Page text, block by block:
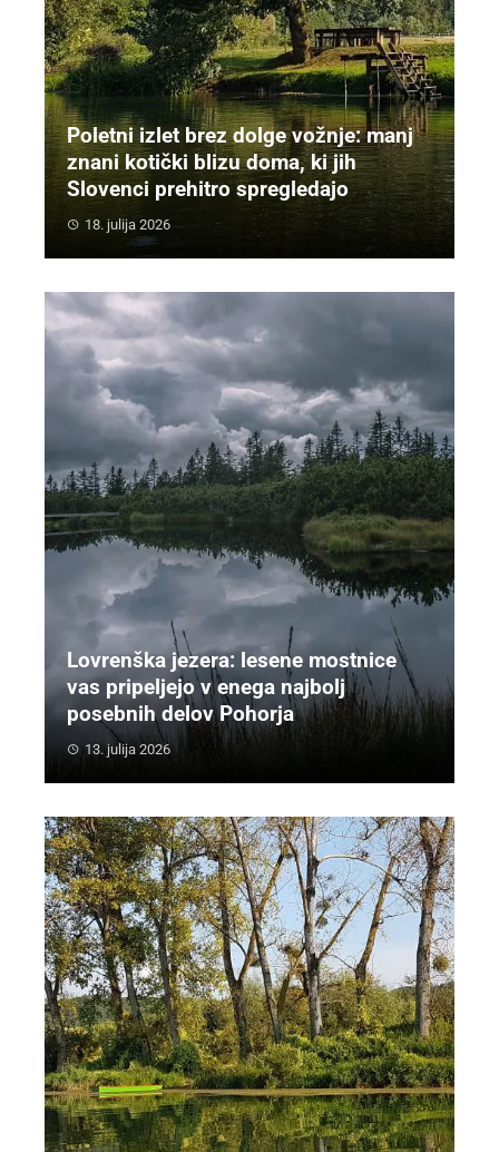
Poletni izlet brez dolge vožnje: manj
znani kotički blizu doma, ki jih
Slovenci prehitro spregledajo
18. julija 2026
Lovrenška jezera: lesene mostnice
vas pripeljejo v enega najbolj
posebnih delov Pohorja
13. julija 2026